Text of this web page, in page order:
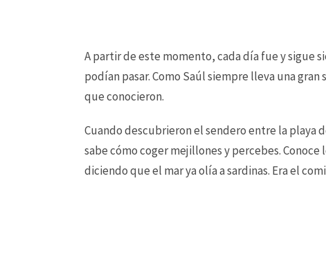
A partir de este momento, cada día fue y sigue
podían pasar. Como Saúl siempre lleva una
que conocieron.
Cuando descubrieron el sendero entre la playa
sabe cómo coger mejillones y percebes.
diciendo que el mar ya olía a sardinas. Era el